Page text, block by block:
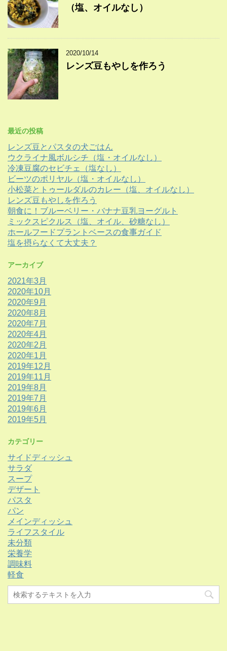
（塩、オイルなし）
2020/10/14
レンズ豆もやしを作ろう
最近の投稿
レンズ豆とパスタの犬ごはん
ウクライナ風ボルシチ（塩・オイルなし）
冷凍豆腐のセビチェ（塩なし）
ビーツのポリヤル（塩・オイルなし）
小松菜とトゥールダルのカレー（塩、オイルなし）
レンズ豆もやしを作ろう
朝食に！ブルーベリー・バナナ豆乳ヨーグルト
ミックスピクルス（塩、オイル、砂糖なし）
ホールフードプラントベースの食事ガイド
塩を摂らなくて大丈夫？
アーカイブ
2021年3月
2020年10月
2020年9月
2020年8月
2020年7月
2020年4月
2020年2月
2020年1月
2019年12月
2019年11月
2019年8月
2019年7月
2019年6月
2019年5月
カテゴリー
サイドディッシュ
サラダ
スープ
デザート
パスタ
パン
メインディッシュ
ライフスタイル
未分類
栄養学
調味料
軽食